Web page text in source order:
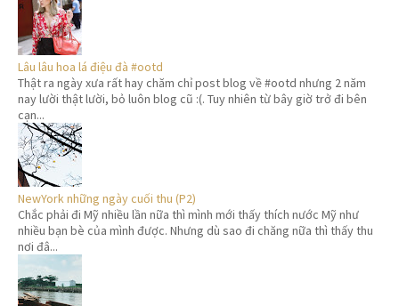
Lâu lâu hoa lá điệu đà #ootd
Thật ra ngày xưa rất hay chăm chỉ post blog về #ootd nhưng 2 năm
nay lười thật lười, bỏ luôn blog cũ :(. Tuy nhiên từ bây giờ trở đi bên
cạn...
NewYork những ngày cuối thu (P2)
Chắc phải đi Mỹ nhiều lần nữa thì mình mới thấy thích nước Mỹ như
nhiều bạn bè của mình được. Nhưng dù sao đi chăng nữa thì thấy thu
nơi đâ...